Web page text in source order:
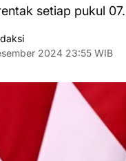
setiap pukul
2024 23:55 WIB